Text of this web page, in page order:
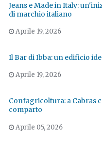
Jeans e Made in Italy:
di marchio italiano
Aprile 19, 2026
Il Bar di Ibba: un edificio
Aprile 19, 2026
Confagricoltura: a Cabras
comparto
Aprile 05, 2026